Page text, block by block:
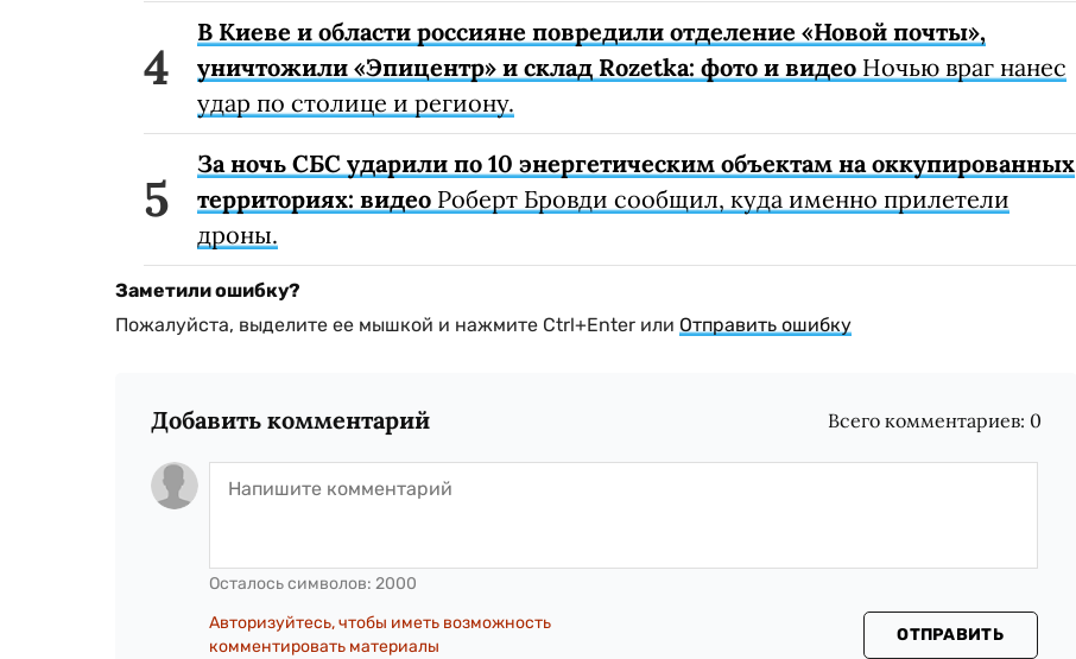
В Киеве и области россияне повредили отделение «Новой почты»,
уничтожили «Эпицентр» и склад Rozetka: фото и видео Ночью враг нанес
удар по столице и региону.
За ночь СБС ударили по 10 энергетическим объектам на оккупированных
территориях: видео Роберт Бровди сообщил, куда именно прилетели
дроны.
Заметили ошибку?
Пожалуйста, выделите ее мышкой и нажмите Ctrl+Enter или Отправить ошибку
Добавить комментарий Всего комментариев: 0
Осталось символов: 2000
Авторизуйтесь, чтобы иметь возможность
комментировать материалы
ОТПРАВИТЬ